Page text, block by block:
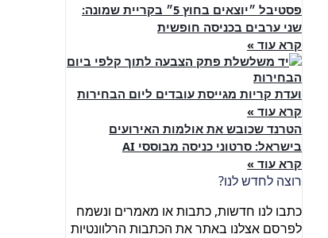
פסטיבל ״יוצאים בחוץ 5״ בקריית שמונה:
שני ערבים בכניסה חופשית
קרא עוד »
ועדת קריות מגייסת עובדים ליום הבחירות
קרא עוד »
הטרנד שכובש את אולמות האירועים
בישראל: סרטוני כניסה מבוססי AI
קרא עוד »
רוצה לחדש לנו?
כתבו לנו חדשות, כתבות או מאמרים ונשמח
לפרסם אצלנו באתר את הכתבות הרלוונטיות